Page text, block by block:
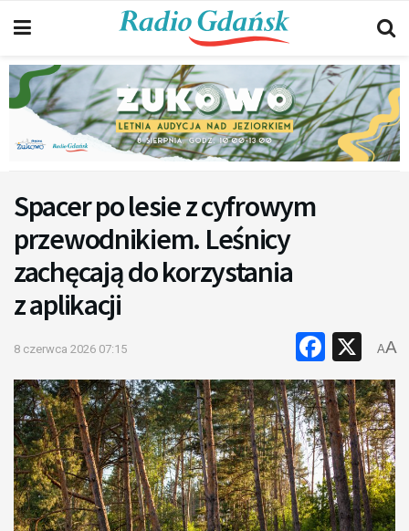
Spacer po lesie z cyfrowym
przewodnikiem. Leśnicy
zachęcają do korzystania
z aplikacji
8 czerwca 2026 07:15 X
AA